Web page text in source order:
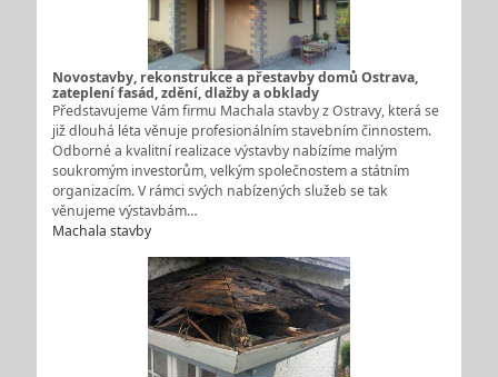
Novostavby, rekonstrukce a přestavby domů Ostrava,
zateplení fasád, zdění, dlažby a obklady
Představujeme Vám firmu Machala stavby z Ostravy, která se
již dlouhá léta věnuje profesionálním stavebním činnostem.
Odborné a kvalitní realizace výstavby nabízíme malým
soukromým investorům, velkým společnostem a státním
organizacím. V rámci svých nabízených služeb se tak
věnujeme výstavbám…
Machala stavby